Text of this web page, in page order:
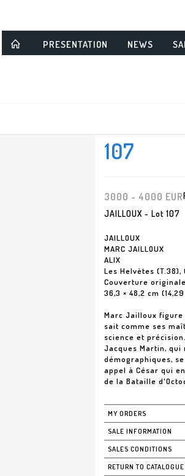
PRESENTATION NEWS
107
3000 - 4000 EUR
JAILLOUX - Lot 107
JAILLOUX
MARC JAILLOUX
ALIX
Les Helvètes (T.38),
Couverture
36,3 × 48,2 cm
Marc Jailloux
sait comme ses
science et
Jacques Martin,
démographiques,
appel à César qui
de la Bataille
MY ORDERS
SALE INFORMATION
SALES CONDITIONS
RETURN TO CATALOGUE